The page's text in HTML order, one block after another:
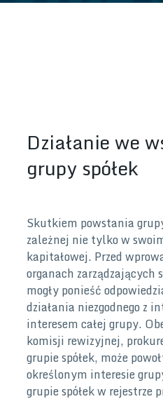
Działanie we
grupy spółek
Skutkiem powstania
zależnej nie tylko w
kapitałowej. Przed
organach zarządzających
mogły ponieść
działania niezgodnego z
interesem całej grupy.
komisji rewizyjnej,
grupie spółek, może
określonym interesie
grupie spółek w rejestrze